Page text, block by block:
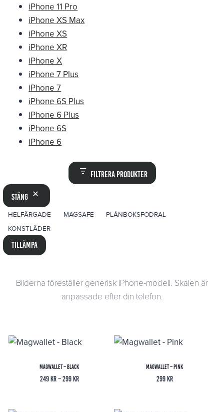
iPhone 11 Pro
iPhone XS Max
iPhone XS
iPhone XR
iPhone X
iPhone 7 Plus
iPhone 7
iPhone 6S Plus
iPhone 6 Plus
iPhone 6S
iPhone 6
Filtrera produkter
Stäng
ETIKETT
HELFÄRGADE MAGSAFE
PLÅNBOKSFODRAL
KONSTLÄDER
Tillämpa
Bilderna föreställer generisk iPhone-modell. Skalen är
anpassade efter din telefon.
Magwallet – Black
249kr – 299krPrisintervall:
Magwallet – Pink
299kr